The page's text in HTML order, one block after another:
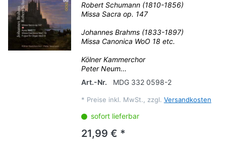
Robert Schumann (1810-1856)
Missa Sacra op. 147
Johannes Brahms (1833-1897)
Missa Canonica WoO 18 etc.
Kölner Kammerchor
Peter Neum...
Art.-Nr.
MDG 332 0598-2
* Preise inkl. MwSt., zzgl. Versandkosten
sofort lieferbar
21,99 € *